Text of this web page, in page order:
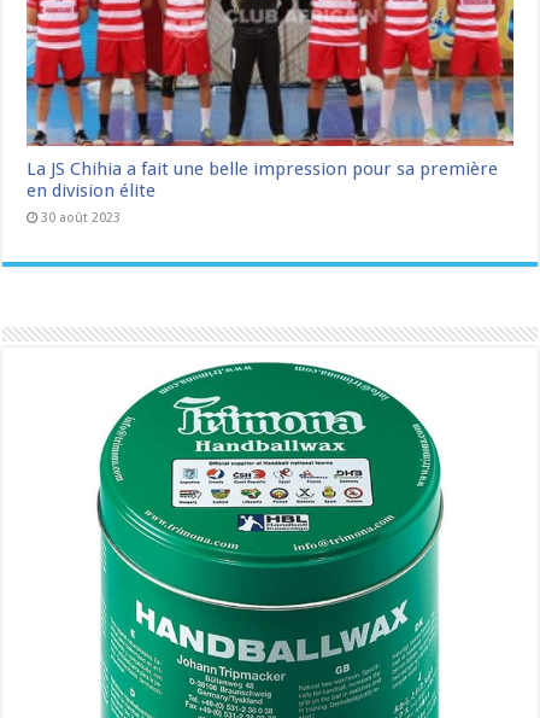
La JS Chihia a fait une belle impression pour sa première
en division élite
30 août 2023